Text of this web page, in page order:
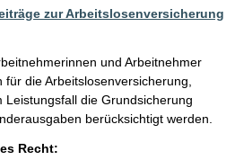
zur Arbeitslosenversicherung
und Arbeitnehmer
für die Arbeitslosenversicherung,
Leistungsfall die Grundsicherung
berücksichtigt werden.
Recht: